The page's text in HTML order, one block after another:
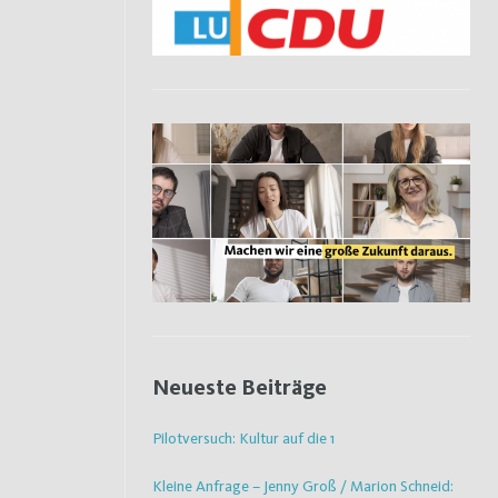
Neueste Beiträge
Pilotversuch: Kultur auf die 1
Kleine Anfrage – Jenny Groß / Marion Schneid: